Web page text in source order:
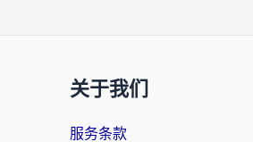
关于我们
服务条款